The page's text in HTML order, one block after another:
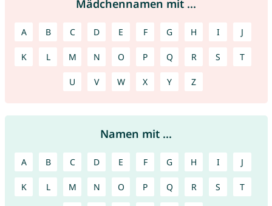
Mädchennamen mit ...
A B C D E F G H I J
K L M N O P Q R S T
U V W X Y Z
Namen mit ...
A B C D E F G H I J
K L M N O P Q R S T